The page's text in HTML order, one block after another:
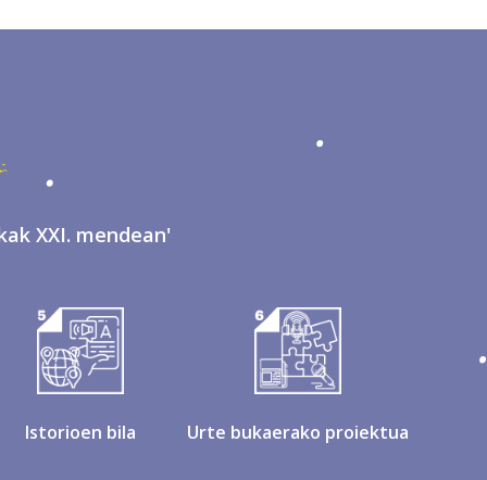
XXI. mendean'
Istorioen bila Urte bukaerako proiektua